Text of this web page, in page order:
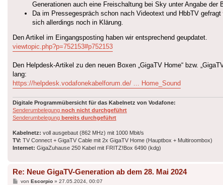
Generationen auch eine Freischaltung bei Sky unter Angabe
Da im Pressegespräch schon nach Videotext und HbbTV
sich allerdings noch in Klärung.
Den Artikel im Eingangsposting haben wir entsprechend geupdatet.
viewtopic.php?p=752153#p752153
Den Helpdesk-Artikel zu den neuen Boxen „GigaTV Home“ bzw.
lang:
https://helpdesk.vodafonekabelforum.de/ ... Home_Sound
Digitale Programmübersicht für das Kabelnetz von Vodafone:
Senderumbelegung noch nicht durchgeführt
Senderumbelegung bereits durchgeführt
Kabelnetz: voll ausgebaut (862 MHz) mit 1000 Mbit/s
TV: TV Connect + GigaTV Cable mit 2x GigaTV Home (Hauptbox + Multiroombox)
Internet: GigaZuhause 250 Kabel mit FRITZ!Box 6490 (kdg)
Re: Neue GigaTV-Generation ab dem 28. Mai 2024
Beitrag
von Escorpio» 27.05.2024, 00:07